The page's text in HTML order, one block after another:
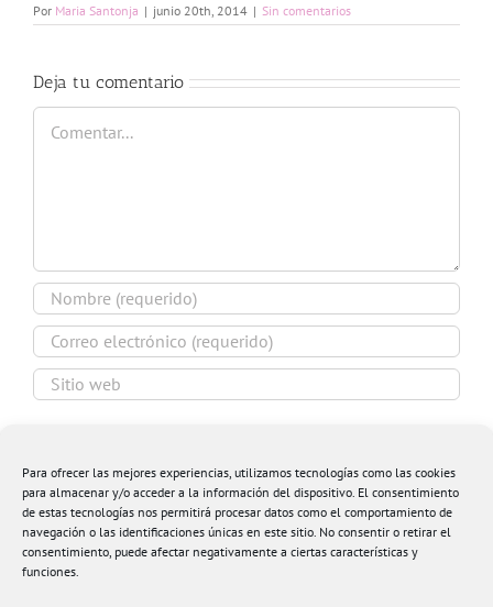
Para ofrecer las mejores experiencias, utilizamos tecnologías como las cookies
para almacenar y/o acceder a la información del dispositivo. El consentimiento
de estas tecnologías nos permitirá procesar datos como el comportamiento de
navegación o las identificaciones únicas en este sitio. No consentir o retirar el
consentimiento, puede afectar negativamente a ciertas características y
funciones.
Por Maria Santonja | junio 20th, 2014 | Sin comentarios
Deja tu comentario
Comentar
navegador para la próxima vez que comente.